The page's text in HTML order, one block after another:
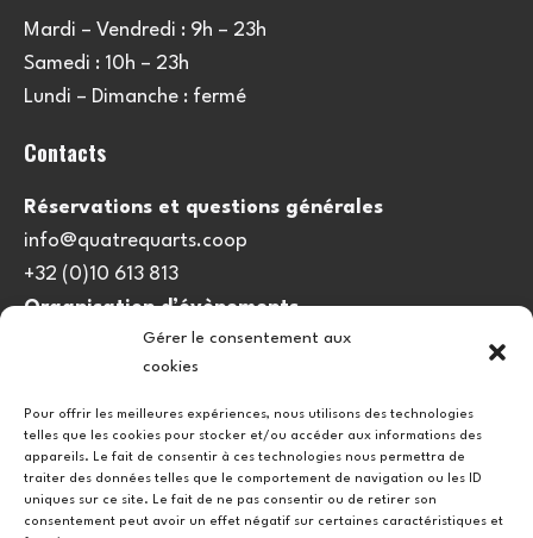
Gérer le consentement aux
cookies
Pour offrir les meilleures expériences, nous utilisons des technologies
telles que les cookies pour stocker et/ou accéder aux informations des
appareils. Le fait de consentir à ces technologies nous permettra de
traiter des données telles que le comportement de navigation ou les ID
uniques sur ce site. Le fait de ne pas consentir ou de retirer son
consentement peut avoir un effet négatif sur certaines caractéristiques et
Mardi – Vendredi : 9h – 23h
Samedi : 10h – 23h
Lundi – Dimanche : fermé
Contacts
Réservations et questions générales
info@quatrequarts.coop
+32 (0)10 613 813
Organisation d’évènements
viedulieu@quatrequarts.coop
Politique de cookies (UE)